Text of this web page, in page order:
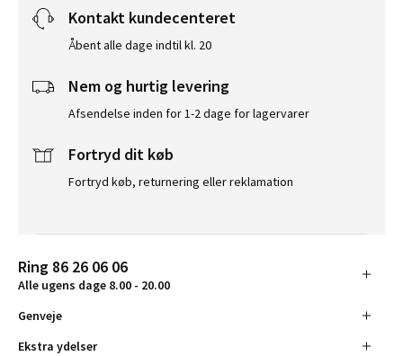
Kontakt kundecenteret
Åbent alle dage indtil kl. 20
Nem og hurtig levering
Afsendelse inden for 1-2 dage for lagervarer
Fortryd dit køb
Fortryd køb, returnering eller reklamation
Ring 86 26 06 06
Alle ugens dage 8.00 - 20.00
Genveje
Ekstra ydelser